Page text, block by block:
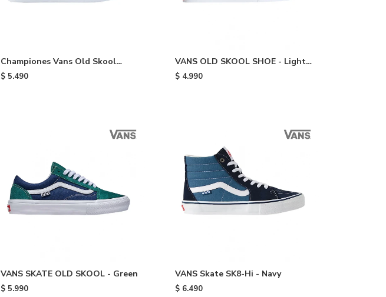
Championes Vans Old Skool
Stackform - Black
$ 5.490
VANS OLD SKOOL SHOE - Light
Blue
$ 4.990
VANS SKATE OLD SKOOL - Green
$ 5.990
VANS Skate SK8-Hi - Navy
$ 6.490